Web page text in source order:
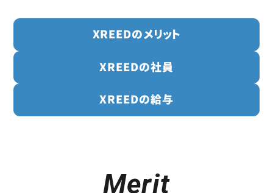
XREEDのメリット
XREEDの社員
XREEDの給与
Merit